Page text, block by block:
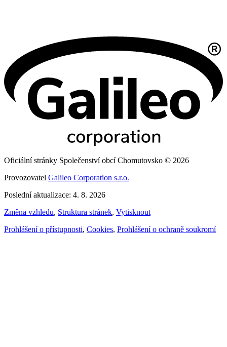
Oficiální stránky Společenství obcí Chomutovsko © 2026
Provozovatel Galileo Corporation s.r.o.
Poslední aktualizace: 4. 8. 2026
Změna vzhledu, Struktura stránek, Vytisknout
Prohlášení o přístupnosti, Cookies, Prohlášení o ochraně soukromí